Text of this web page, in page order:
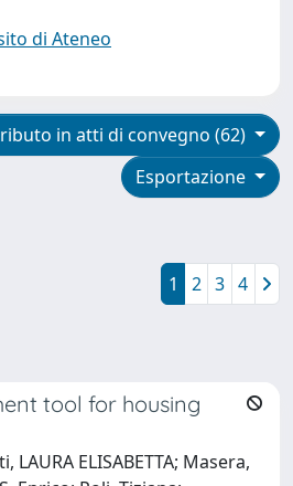
di Ateneo
in atti di convegno (62)
Esportazione
1 2 3 4
tool for housing
LAURA ELISABETTA; Masera,